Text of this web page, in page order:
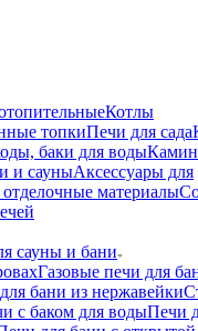
Котлы
топкиПечи для сада
баки для воды
и сауныАксессуары для
материалы
сауны и бани
Газовые печи для
бани из нержавейки
с баком для водыПечи